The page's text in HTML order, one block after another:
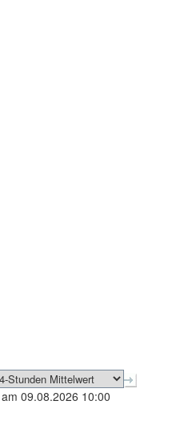
09.08.2026 10:00